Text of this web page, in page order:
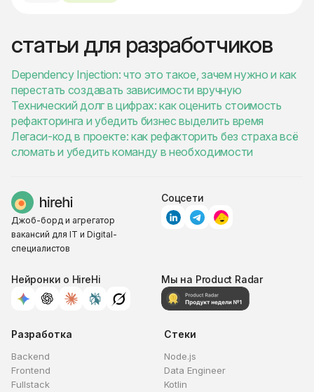
статьи для разработчиков
Dependency Injection: что это такое, зачем нужно и как
перестать создавать зависимости вручную
Технический долг в цифрах: как оценить стоимость
рефакторинга и убедить бизнес выделить время
Легаси-код в проекте: как рефакторить без страха всё
сломать и убедить команду в необходимости
Джоб-борд и агрегатор
вакансий для IT и Digital-
специалистов
Соцсети
Нейронки о HireHi Мы на Product Radar
Разработка
Backend
Frontend
Fullstack
Стеки
Node.js
Data Engineer
Kotlin